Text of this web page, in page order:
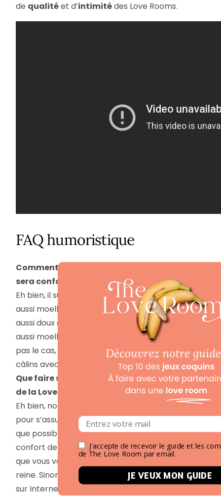
de qualitéet d’intimitédes Love Rooms.
FAQ humoristique
Comment puis-je être sûr que la Loveroom
sera confortable pour une nuit ?
Eh bien, il suffit de vérifier que le matelas est
aussi moelleux qu’un nuage, que les draps sont
aussi doux que de la soie et que les oreillers sont
aussi moelleux qu’un marshmallow. Et si ce n’est
pas le cas, eh bien, c’est parti pour une nuit de
câlins avec l’inconfort, c’est la vie !
Que faire si je ne suis pas satisfait du confort
de la Love room ?
Eh bien, notre service clientèle compétent est là
pour s’assurer que votre séjour soit aussi douillet
que possible. Si vous n’êtes pas satisfait du
confort de la Loveroom, nous ferons en sorte
que vous vous sentiez comme un roi ou une
reine. Sinon, vous pourrez toujours vous plaindre
sur Internet et porter atteinte à notre
JE VEUX MON GUIDE
J'accepte de recevoir le guide et les
de The Love Room par email.